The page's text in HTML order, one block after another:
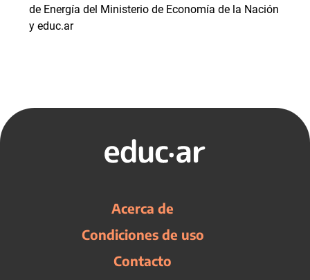
de Energía del Ministerio de Economía de la Nación
y educ.ar
Acerca de
Condiciones de uso
Contacto